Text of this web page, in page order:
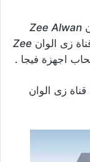
Zee Alwan
زى الوان Zee
اجهزة فيجا .
زى الوان